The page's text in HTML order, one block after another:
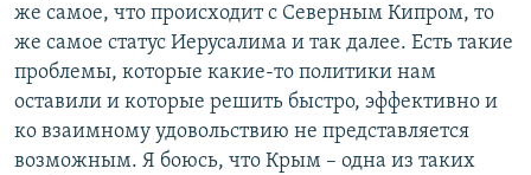
же самое, что происходит с Северным Кипром, то
же самое статус Иерусалима и так далее. Есть такие
проблемы, которые какие-то политики нам
оставили и которые решить быстро, эффективно и
ко взаимному удовольствию не представляется
возможным. Я боюсь, что Крым – одна из таких